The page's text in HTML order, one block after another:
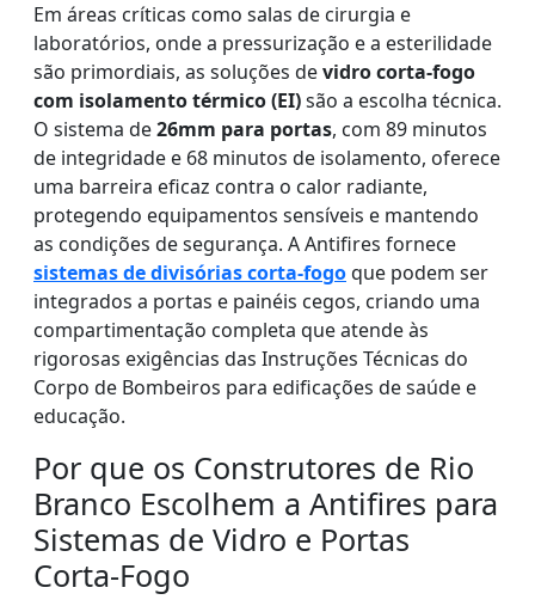
Em áreas críticas como salas de cirurgia e
laboratórios, onde a pressurização e a esterilidade
são primordiais, as soluções devidro corta-fogo
com isolamento térmico (EI)são a escolha técnica.
O sistema de26mm para portas, com 89 minutos
de integridade e 68 minutos de isolamento, oferece
uma barreira eficaz contra o calor radiante,
protegendo equipamentos sensíveis e mantendo
as condições de segurança. A Antifires fornece
sistemas de divisórias corta-fogoque podem ser
integrados a portas e painéis cegos, criando uma
compartimentação completa que atende às
rigorosas exigências das Instruções Técnicas do
Corpo de Bombeiros para edificações de saúde e
educação.
Por que os Construtores de Rio
Branco Escolhem a Antifires para
Sistemas de Vidro e Portas
Corta-Fogo